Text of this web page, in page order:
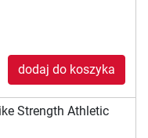
dodaj do koszyka
Strength Athletic